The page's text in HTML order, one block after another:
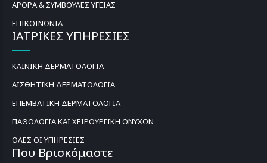
ΑΡΘΡΑ & ΣΥΜΒΟΥΛΕΣ ΥΓΕΙΑΣ
ΕΠΙΚΟΙΝΩΝΙΑ
ΙΑΤΡΙΚΕΣ ΥΠΗΡΕΣΙΕΣ
ΚΛΙΝΙΚΗ ΔΕΡΜΑΤΟΛΟΓΙΑ
ΑΙΣΘΗΤΙΚΗ ΔΕΡΜΑΤΟΛΟΓΙΑ
ΕΠΕΜΒΑΤΙΚΗ ΔΕΡΜΑΤΟΛΟΓΙΑ
ΠΑΘΟΛΟΓΙΑ ΚΑΙ ΧΕΙΡΟΥΡΓΙΚΗ ΟΝΥΧΩΝ
ΟΛΕΣ ΟΙ ΥΠΗΡΕΣΙΕΣ
Που Βρισκόμαστε